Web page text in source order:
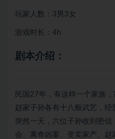
玩家人数：3男3女
游戏时长：4h
剧本介绍：
民国27年，有这样一个家族，
赵家子孙各有十八般武艺，经
突然一天，六位子孙收到密
会、离奇凶案、变卖家产、赵